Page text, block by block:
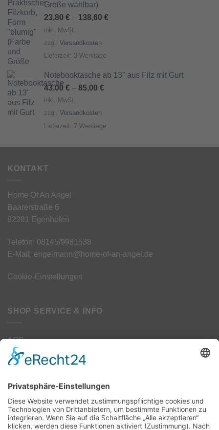
Größe wählbar)
23,80 € – 138,60 €
inkl. MwSt.
zzgl. Versandkosten
Lieferzeit: 3 Werktage
Notebooktasche ab 13" aus Filz mit Gurt
43,00 € – 85,00 €
inkl. MwSt.
zzgl. Versandkosten
Lieferzeit: 7 Werktage
KONTAKT
Home Of An Angel
Baarerstraße 6
82281 Egenhofen
Telefon: 08145/9981538
E-Mail: engelmann@home-of-an-angel.de
Cookie-Einstellungen
SHOP SERVICE & INFO
AGB
Datenschutz
Widerrufsbelehrung